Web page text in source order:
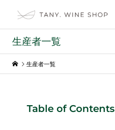
生産者一覧
生産者一覧
Table of Contents